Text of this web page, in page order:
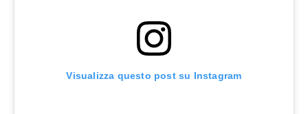
Visualizza questo post su Instagram